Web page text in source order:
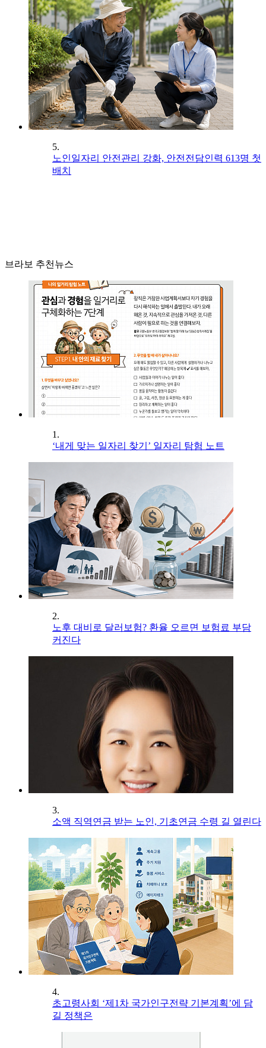
5.
노인일자리 안전관리 강화, 안전전담인력 613명 첫
배치
브라보 추천뉴스
1.
‘내게 맞는 일자리 찾기’ 일자리 탐험 노트
2.
노후 대비로 달러보험? 환율 오르면 보험료 부담
커진다
3.
소액 직역연금 받는 노인, 기초연금 수령 길 열린다
4.
초고령사회 ‘제1차 국가인구전략 기본계획’에 담
길 정책은